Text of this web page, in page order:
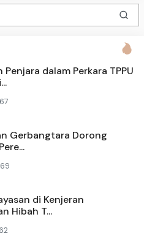
dalam Perkara TPPU
Gerbangtara Dorong
di Kenjeran
Hibah T...